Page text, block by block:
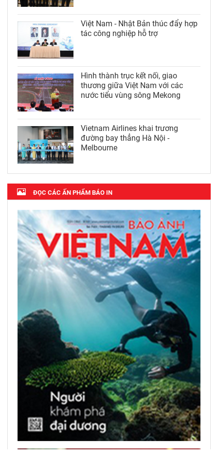
Việt Nam - Nhật Bản thúc đẩy hợp
tác công nghiệp hỗ trợ
Hình thành trục kết nối, giao
thương giữa Việt Nam với các
nước tiểu vùng sông Mekong
Vietnam Airlines khai trương
đường bay thẳng Hà Nội -
Melbourne
ĐỌC CÁC ẤN PHẨM BÁO IN